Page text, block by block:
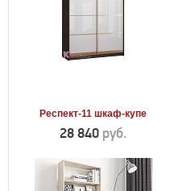
Респект-11 шкаф-купе
28 840 руб.